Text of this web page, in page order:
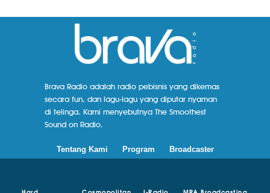
Brava Radio adalah radio pebisnis yang dikemas
secara fun, dan lagu-lagu yang diputar nyaman
di telinga. Kami menyebutnya The Smoothest
Sound on Radio.
Tentang Kami Program Broadcaster